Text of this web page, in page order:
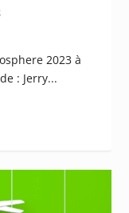
2023 à
: Jerry...